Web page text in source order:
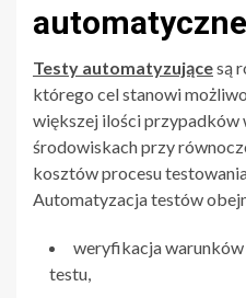
automatyczne
Testy automatyzującesą
którego cel stanowi
większej ilości przypadków
środowiskach przy
kosztów procesu
Automatyzacja testów
weryfikacja
testu,